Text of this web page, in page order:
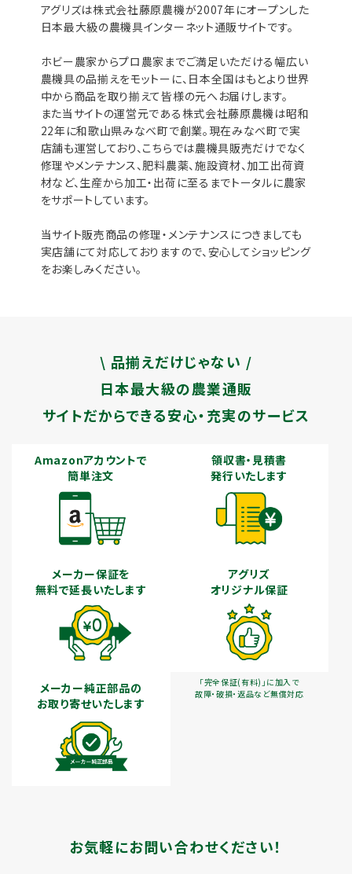
アグリズは株式会社藤原農機が2007年にオープンした
日本最大級の農機具インターネット通販サイトです。
ホビー農家からプロ農家までご満足いただける幅広い
農機具の品揃えをモットーに、日本全国はもとより世界
中から商品を取り揃えて皆様の元へお届けします。
また当サイトの運営元である株式会社藤原農機は昭和
22年に和歌山県みなべ町で創業。現在みなべ町で実
店舗も運営しており、こちらでは農機具販売だけでなく
修理やメンテナンス、肥料農薬、施設資材、加工出荷資
材など、生産から加工・出荷に至るまでトータルに農家
をサポートしています。
当サイト販売商品の修理・メンテナンスにつきましても
実店舗にて対応しておりますので、安心してショッピング
をお楽しみください。
\ 品揃えだけじゃない /
日本最大級の農業通販
サイトだからできる安心・充実のサービス
Amazonアカウントで
簡単注文
領収書・見積書
発行いたします
メーカー保証を
無料で延長いたします
アグリズ
オリジナル保証
「完全保証(有料)」に加入で
故障・破損・返品など無償対応
メーカー純正部品の
お取り寄せいたします
お気軽にお問い合わせください！